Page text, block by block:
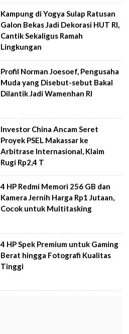
Kampung di Yogya Sulap Ratusan
Galon Bekas Jadi Dekorasi HUT RI,
Cantik Sekaligus Ramah
Lingkungan
Profil Norman Joesoef, Pengusaha
Muda yang Disebut-sebut Bakal
Dilantik Jadi Wamenhan RI
Investor China Ancam Seret
Proyek PSEL Makassar ke
Arbitrase Internasional, Klaim
Rugi Rp2,4 T
4 HP Redmi Memori 256 GB dan
Kamera Jernih Harga Rp1 Jutaan,
Cocok untuk Multitasking
4 HP Spek Premium untuk Gaming
Berat hingga Fotografi Kualitas
Tinggi